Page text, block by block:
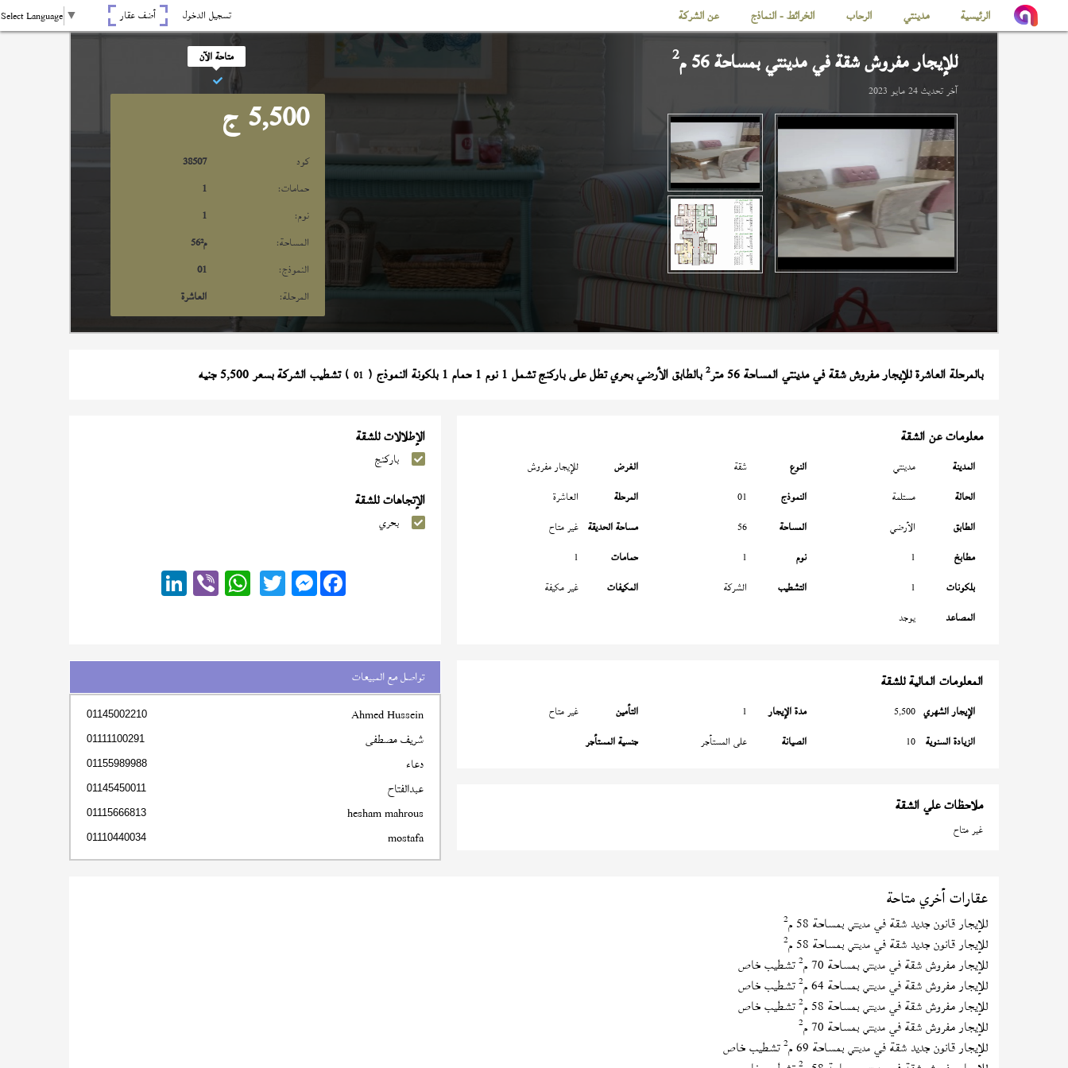
الرئيسية مدينتي الرحاب الخرائط - النماذج عن الشركة تسجيل الدخول أضف عقار Select Language ▼
للإيجار مفروش شقة فيمدينتيبمساحة 56 م 2
آخر تحديث24 مايو 2023
متاحة الآن
5,500 ج
كود
38507
حمامات:
1
نوم:
1
المساحة:
56م²
النموذج:
01
المرحلة:
العاشرة
بالمرحلة العاشرة للإيجار مفروش شقة في مدينتي المساحة 56 متر 2بالطابق الأرضي بحري تطل على باركنج تشمل 1 نوم 1 حمام 1 بلكونة النموذج ( 01 ) تشطيب الشركة بسعر 5,500 جنيه
معلومات عن الشقة
المدينة مدينتي النوع شقة الغرض
للإيجار مفروش
الحالة
مستلمة النموذج 01 المرحلة
العاشرة
الطابق
الأرضي المساحة 56 مساحة الحديقة غير متاح
مطابخ
1 نوم 1 حمامات
1
بلكونات
1 التشطيب الشركة المكيفات
غير مكيفة
المصاعد
يوجد
الإطلالات للشقة
باركنج
الإتجاهات للشقة
بحري
Messenger
المعلومات المالية للشقة
الإيجار الشهري 5,500 مدة الإيجار 1 التأمين
غير متاح
الزيادة السنوية 10 الصيانة على المستأجر جنسية المستأجر
ملاحظات علي الشقة
غير متاح
تواصل مع المبيعات
Ahmed Hussein
01145002210
شريف مصطفى 01111100291
دعاء 01155989988
عبدالفتاح 01145450011
hesham mahrous
01115666813
mostafa
01110440034
عقارات أخري متاحة
للإيجار قانون جديد شقة في مدينتي بمساحة 58 م 2
للإيجار قانون جديد شقة في مدينتي بمساحة 58 م 2
للإيجار مفروش شقة في مدينتي بمساحة 70 م 2تشطيب خاص
للإيجار مفروش شقة في مدينتي بمساحة 64 م 2تشطيب خاص
للإيجار مفروش شقة في مدينتي بمساحة 58 م 2تشطيب خاص
للإيجار مفروش شقة في مدينتي بمساحة 70 م 2
للإيجار قانون جديد شقة في مدينتي بمساحة 69 م 2تشطيب خاص
2